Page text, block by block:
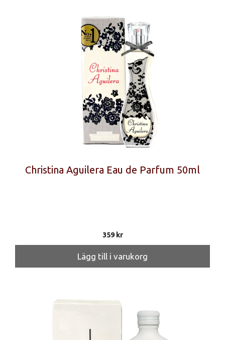
Christina Aguilera Eau de Parfum 50ml
359kr
Lägg till i varukorg